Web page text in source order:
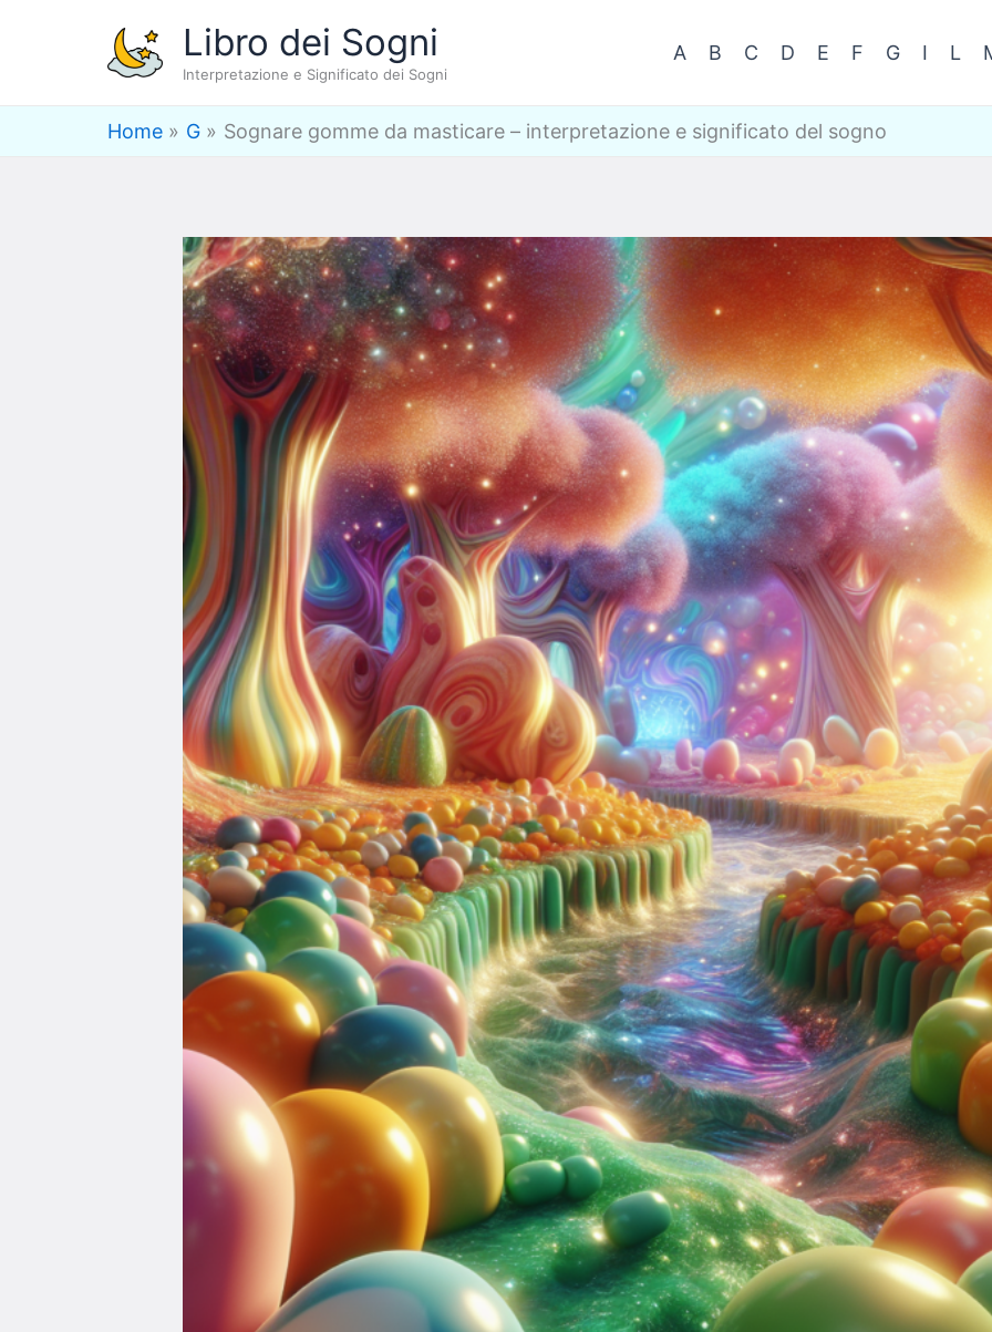
Libro dei Sogni
Interpretazione e Significato dei Sogni
A B C D E F G I L
Home G Sognare gomme da masticare – interpretazione e significato del sogno